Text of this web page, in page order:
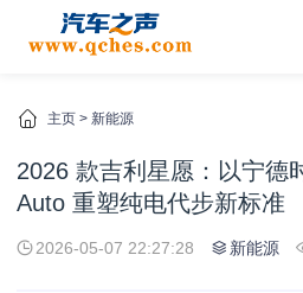
主页 > 新能源
2026 款吉利星愿：以宁德
Auto 重塑纯电代步新标准
2026-05-07 22:27:28 新能源